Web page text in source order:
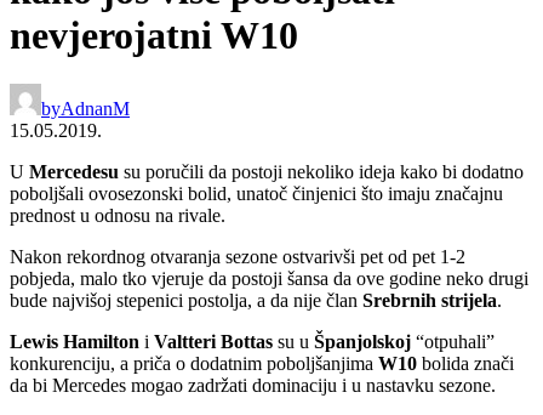
nevjerojatni W10
byAdnanM
15.05.2019.
U Mercedesu su poručili da postoji nekoliko ideja kako bi dodatno
poboljšali ovosezonski bolid, unatoč činjenici što imaju značajnu
prednost u odnosu na rivale.
Nakon rekordnog otvaranja sezone ostvarivši pet od pet 1-2
pobjeda, malo tko vjeruje da postoji šansa da ove godine neko drugi
bude najvišoj stepenici postolja, a da nije član Srebrnih strijela.
Lewis Hamilton i Valtteri Bottas su u Španjolskoj “otpuhali”
konkurenciju, a priča o dodatnim poboljšanjima W10 bolida znači
da bi Mercedes mogao zadržati dominaciju i u nastavku sezone.